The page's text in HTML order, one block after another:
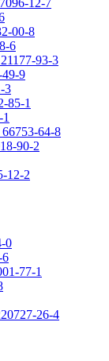
12-7
00-8
6
93-3
49-9
3
85-1
64-8
90-2
12-2
0
6
77-1
26-4